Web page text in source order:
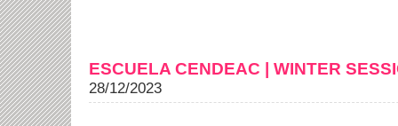
ESCUELA CENDEAC | WINTER
28/12/2023